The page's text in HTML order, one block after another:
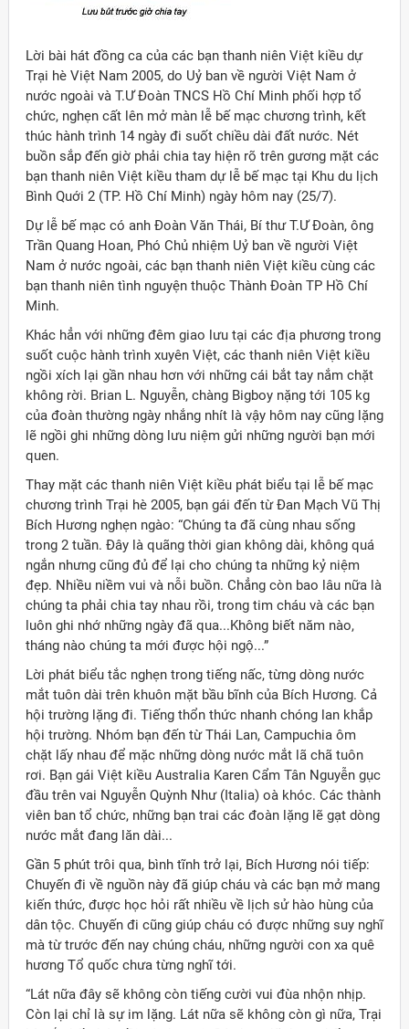
Việt Nam ở nước ngoài
Lời bài hát đồng ca của các bạn thanh niên Việt kiều dự
Trại hè Việt Nam 2005, do Uỷ ban về người Việt Nam ở
nước ngoài và T.Ư Đoàn TNCS Hồ Chí Minh phối hợp tổ
chức, nghẹn cất lên mở màn lễ bế mạc chương trình, kết
thúc hành trình 14 ngày đi suốt chiều dài đất nước. Nét
buồn sắp đến giờ phải chia tay hiện rõ trên gương mặt các
bạn thanh niên Việt kiều tham dự lễ bế mạc tại Khu du lịch
Bình Quới 2 (TP. Hồ Chí Minh) ngày hôm nay (25/7).
Dự lễ bế mạc có anh Đoàn Văn Thái, Bí thư T.Ư Đoàn, ông
Trần Quang Hoan, Phó Chủ nhiệm Uỷ ban về người Việt
Nam ở nước ngoài, các bạn thanh niên Việt kiều cùng các
bạn thanh niên tình nguyện thuộc Thành Đoàn TP Hồ Chí
Minh.
Khác hẳn với những đêm giao lưu tại các địa phương trong
suốt cuộc hành trình xuyên Việt, các thanh niên Việt kiều
ngồi xích lại gần nhau hơn với những cái bắt tay nắm chặt
không rời. Brian L. Nguyễn, chàng Bigboy nặng tới 105 kg
của đoàn thường ngày nhắng nhít là vậy hôm nay cũng lặng
lẽ ngồi ghi những dòng lưu niệm gửi những người bạn mới
quen.
Thay mặt các thanh niên Việt kiều phát biểu tại lễ bế mạc
chương trình Trại hè 2005, bạn gái đến từ Đan Mạch Vũ Thị
Bích Hương nghẹn ngào: “Chúng ta đã cùng nhau sống
trong 2 tuần. Đây là quãng thời gian không dài, không quá
ngắn nhưng cũng đủ để lại cho chúng ta những kỷ niệm
đẹp. Nhiều niềm vui và nỗi buồn. Chẳng còn bao lâu nữa là
chúng ta phải chia tay nhau rồi, trong tim cháu và các bạn
luôn ghi nhớ những ngày đã qua...Không biết năm nào,
tháng nào chúng ta mới được hội ngộ...”
Lời phát biểu tắc nghẹn trong tiếng nấc, từng dòng nước
mắt tuôn dài trên khuôn mặt bầu bĩnh của Bích Hương. Cả
hội trường lặng đi. Tiếng thổn thức nhanh chóng lan khắp
hội trường. Nhóm bạn đến từ Thái Lan, Campuchia ôm
chặt lấy nhau để mặc những dòng nước mắt lã chã tuôn
rơi. Bạn gái Việt kiều Australia Karen Cẩm Tân Nguyễn gục
đầu trên vai Nguyễn Quỳnh Như (Italia) oà khóc. Các thành
viên ban tổ chức, những bạn trai các đoàn lặng lẽ gạt dòng
nước mắt đang lăn dài...
Gần 5 phút trôi qua, bình tĩnh trở lại, Bích Hương nói tiếp:
Chuyến đi về nguồn này đã giúp cháu và các bạn mở mang
kiến thức, được học hỏi rất nhiều về lịch sử hào hùng của
dân tộc. Chuyến đi cũng giúp cháu có được những suy nghĩ
mà từ trước đến nay chúng cháu, những người con xa quê
hương Tổ quốc chưa từng nghĩ tới.
“Lát nữa đây sẽ không còn tiếng cười vui đùa nhộn nhịp.
Còn lại chỉ là sự im lặng. Lát nữa sẽ không còn gì nữa, Trại